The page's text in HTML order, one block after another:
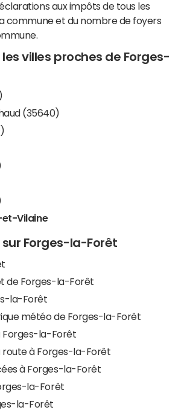
aux impôts de tous les
commune et du nombre de foyers
villes proches de Forges-
(35640)
et-Vilaine
sur Forges-la-Forêt
de Forges-la-Forêt
la-Forêt
météo de Forges-la-Forêt
Forges-la-Forêt
route à Forges-la-Forêt
à Forges-la-Forêt
la-Forêt
la-Forêt